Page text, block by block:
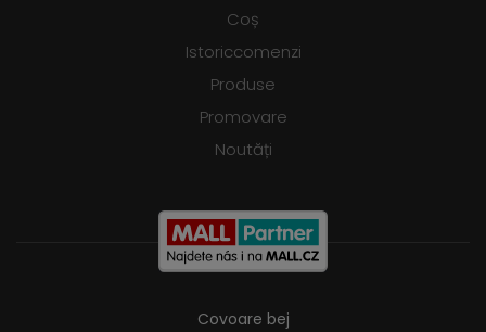
Coș
Istoriccomenzi
Produse
Promovare
Noutăți
Covoare bej